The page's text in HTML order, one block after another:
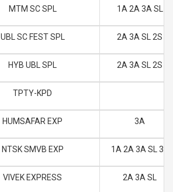
MTM SC SPL 1A 2A 3A SL
UBL SC FEST SPL 2A 3A SL 2S
HYB UBL SPL 2A 3A SL 2S
TPTY-KPD
HUMSAFAR EXP 3A
NTSK SMVB EXP 1A 2A 3A SL 3E
VIVEK EXPRESS 2A 3A SL